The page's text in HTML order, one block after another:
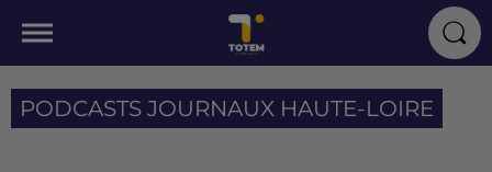
PODCASTS JOURNAUX HAUTE-LOIRE